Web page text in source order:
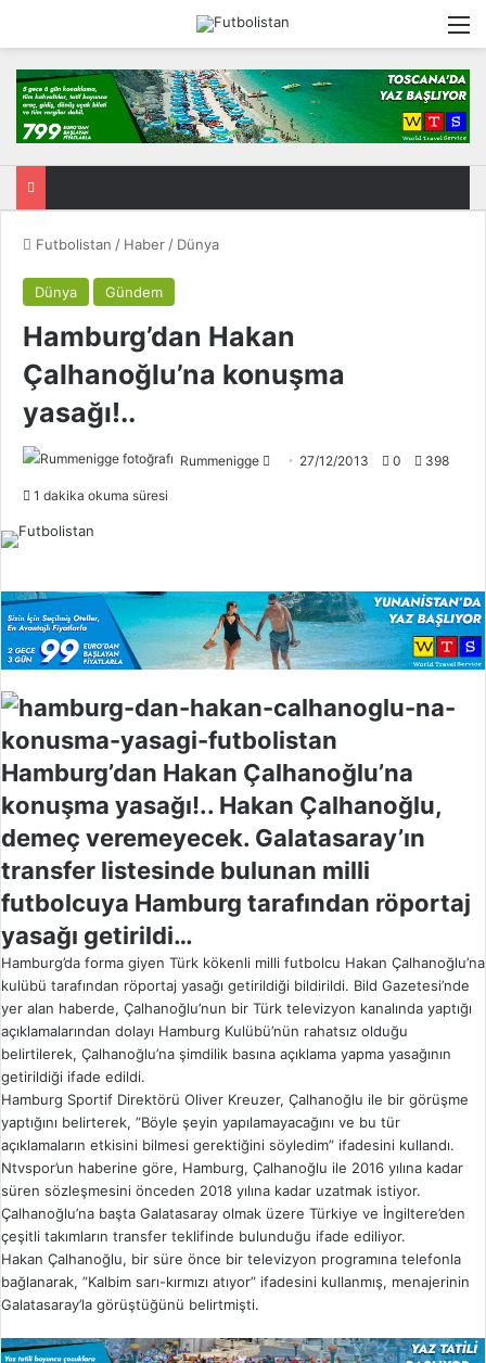
Futbolistan / Haber / Dünya
Dünya Gündem
Hamburg’dan Hakan
Çalhanoğlu’na konuşma
yasağı!..
Rummenigge
w
o
n
X
27/12/2013 0 398
1 dakika okuma süresi
Hamburg’dan Hakan Çalhanoğlu’na
konuşma yasağı!.. Hakan Çalhanoğlu,
demeç veremeyecek. Galatasaray’ın
transfer listesinde bulunan milli
futbolcuya Hamburg tarafından röportaj
yasağı getirildi…
Hamburg’da forma giyen Türk kökenli milli futbolcu Hakan Çalhanoğlu’na
kulübü tarafından röportaj yasağı getirildiği bildirildi. Bild Gazetesi’nde
yer alan haberde, Çalhanoğlu’nun bir Türk televizyon kanalında yaptığı
açıklamalarından dolayı Hamburg Kulübü’nün rahatsız olduğu
belirtilerek, Çalhanoğlu’na şimdilik basına açıklama yapma yasağının
getirildiği ifade edildi.
Hamburg Sportif Direktörü Oliver Kreuzer, Çalhanoğlu ile bir görüşme
yaptığını belirterek, ”Böyle şeyin yapılamayacağını ve bu tür
açıklamaların etkisini bilmesi gerektiğini söyledim” ifadesini kullandı.
Ntvspor’un haberine göre, Hamburg, Çalhanoğlu ile 2016 yılına kadar
süren sözleşmesini önceden 2018 yılına kadar uzatmak istiyor.
Çalhanoğlu’na başta Galatasaray olmak üzere Türkiye ve İngiltere’den
çeşitli takımların transfer teklifinde bulunduğu ifade ediliyor.
Hakan Çalhanoğlu, bir süre önce bir televizyon programına telefonla
bağlanarak, ”Kalbim sarı-kırmızı atıyor” ifadesini kullanmış, menajerinin
Galatasaray’la görüştüğünü belirtmişti.